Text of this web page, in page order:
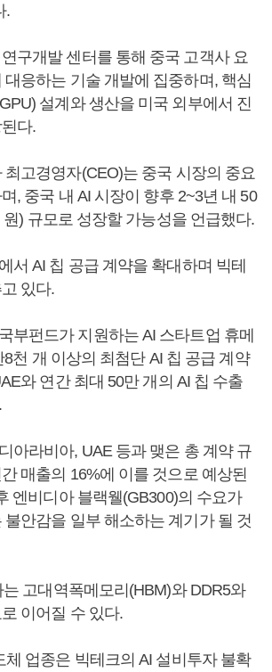
.
구개발 센터를 통해 중국 고객사 요
대응하는 기술 개발에 집중하며, 핵심
설계와 생산을 미국 외부에서 진
다.
최고경영자(CEO)는 중국 시장의 중요
, 중국 내 AI 시장이 향후 2~3년 내 50
) 규모로 성장할 가능성을 언급했다.
서 AI 칩 공급 계약을 확대하며 빅테
있다.
부펀드가 지원하는 AI 스타트업 휴메
8천 개 이상의 최첨단 AI 칩 공급 계약
와 연간 최대 50만 개의 AI 칩 수출
아라비아, UAE 등과 맺은 총 계약 규
매출의 16%에 이를 것으로 예상된
엔비디아 블랙웰(GB300)의 수요가
불안감을 일부 해소하는 계기가 될 것
고대역폭메모리(HBM)와 DDR5와
이어질 수 있다.
체 업종은 빅테크의 AI 설비투자 불확